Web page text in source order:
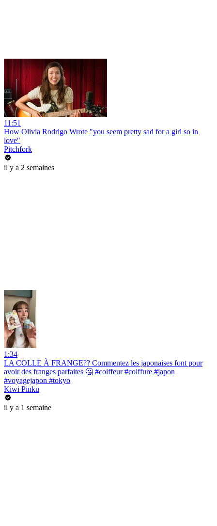
11:51
How Olivia Rodrigo Wrote "you seem pretty sad for a girl so in
love"
Pitchfork
il y a 2 semaines
1:34
LA COLLE À FRANGE?? Commentez les japonaises font pour
avoir des franges parfaites 🤔 #coiffeur #coiffure #japon
#voyagejapon #tokyo
Kiwi Pinku
il y a 1 semaine